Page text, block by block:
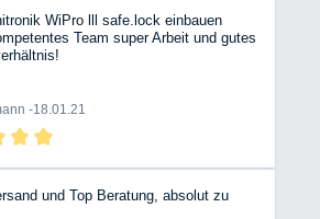
WiPro lll safe.lock einbauen
Team super Arbeit und gutes
-18.01.21
und Top Beratung, absolut zu